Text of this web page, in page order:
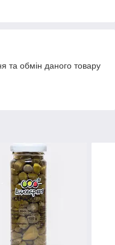
та обмін даного товару